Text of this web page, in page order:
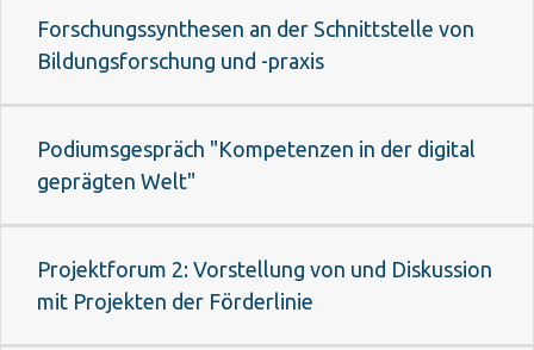
Forschungssynthesen an der Schnittstelle von
Bildungsforschung und -praxis
Podiumsgespräch "Kompetenzen in der digital
geprägten Welt"
Projektforum 2: Vorstellung von und Diskussion
mit Projekten der Förderlinie